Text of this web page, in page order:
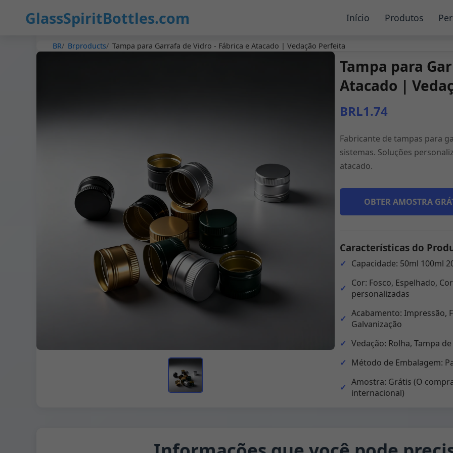
GlassSpiritBottles.com Início Produtos
BR Brproducts Tampa para Garrafa de Vidro - Fábrica e Atacado | Vedação Perfeita
Tampa para
Atacado |
BRL1.74
Fabricante de tampas para
sistemas. Soluções
atacado.
OBTER AMOSTRA
Características do
Capacidade: 50ml 100ml
Cor: Fosco, Espelhado,
personalizadas
Acabamento: Impressão,
Galvanização
Vedação: Rolha, Tampa
Método de Embalagem:
Amostra: Grátis (O
internacional)